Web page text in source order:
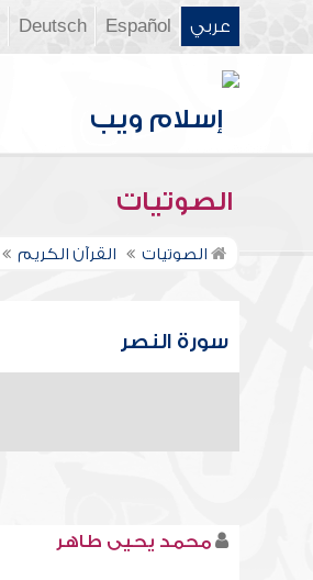
عربي Español
Deutsch
الصوتيات
الصوتيات القرآن الكريم
سورة النصر
محمد يحيى طاهر